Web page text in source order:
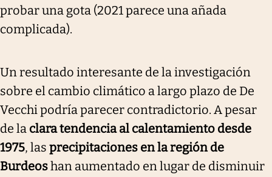
probar una gota (2021 parece una añada
complicada).
Un resultado interesante de la investigación
sobre el cambio climático a largo plazo de De
Vecchi podría parecer contradictorio. A pesar
de la clara tendencia al calentamiento desde
1975, las precipitaciones en la región de
Burdeoshan aumentado en lugar de disminuir